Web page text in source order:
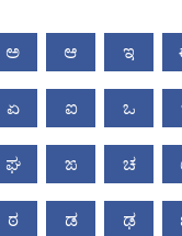
ಅ ಆ ಇ
ಏ ಐ ಒ
ಘ ಙ ಚ
ಠ ಡ ಢ